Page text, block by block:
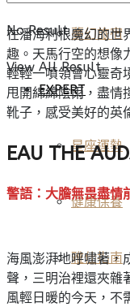
夢幻旅宿
EXPERT
星座運勢
健康保養
雅仕指南
No Result
View All Result
在潘海利根魔幻的世
趣。天馬行空的想像
輕輕一噴領會心靈奇
甩開綿綿陰雨，盡情
靴子，感受美好的英
EAU THE
警語：大膽無畏盡情
海風澎湃地呼嘯著，
聲，三明治裡還夾雜
風輕日暖的今天，不